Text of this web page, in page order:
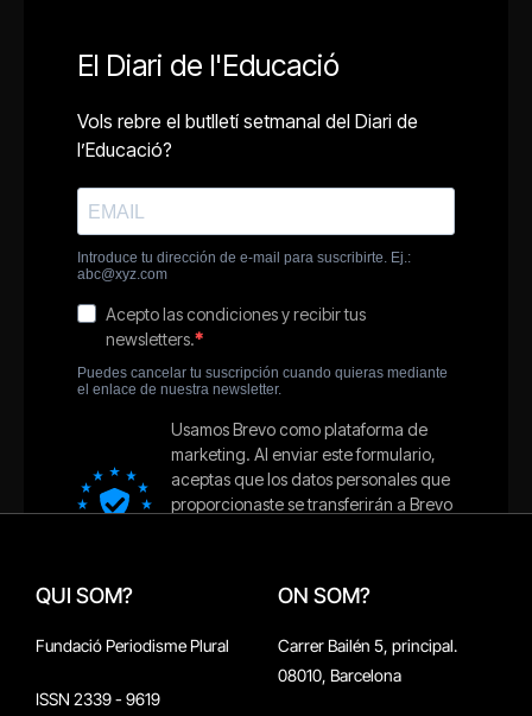
QUI SOM?
Fundació Periodisme Plural
ISSN 2339 - 9619
ON SOM?
Carrer Bailén 5, principal.
08010, Barcelona